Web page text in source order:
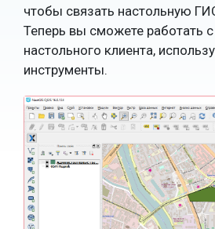
чтобы связать настольную
Теперь вы сможете работать
настольного клиента,
инструменты.